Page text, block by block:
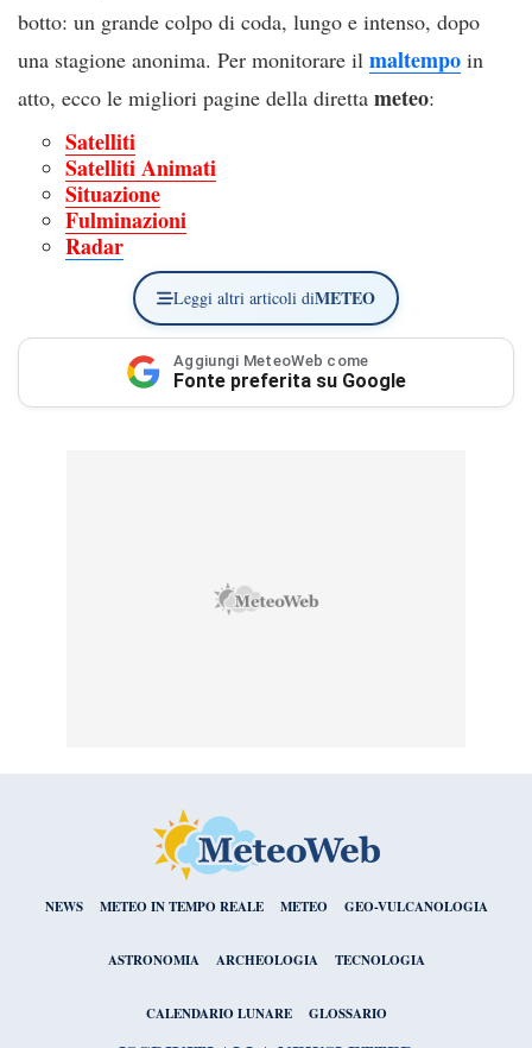
botto: un grande colpo di coda, lungo e intenso, dopo
una stagione anonima. Per monitorare il maltempo in
atto, ecco le migliori pagine della diretta meteo:
Satelliti
Satelliti Animati
Situazione
Fulminazioni
Radar
Leggi altri articoli diMETEO
Aggiungi MeteoWeb come
Fonte preferita su Google
NEWS METEO IN TEMPO REALE METEO GEO-VULCANOLOGIA
ASTRONOMIA ARCHEOLOGIA TECNOLOGIA
CALENDARIO LUNARE GLOSSARIO